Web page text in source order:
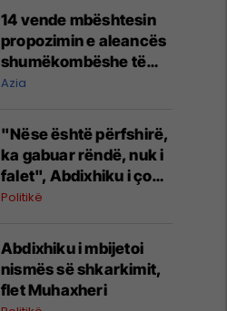
14 vende mbështesin
propozimin e aleancës
shumëkombëshe të
mbrojtjes detare të
Saudite
Azia
"Nëse është përfshirë,
ka gabuar rëndë, nuk i
falet", Abdixhiku i çon
“selam” Përparim
Politikë
Abdixhiku i mbijetoi
nismës së shkarkimit,
flet Muhaxheri